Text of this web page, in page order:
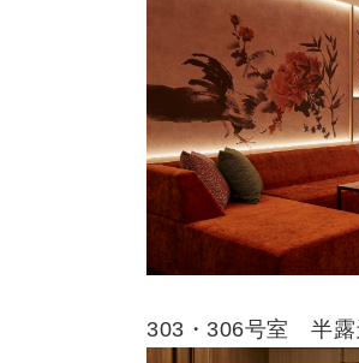
303・306号室 半露